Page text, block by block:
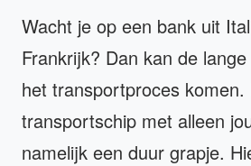
Wacht je op een bank uit
Frankrijk? Dan kan de
het transportproces komen.
transportschip met alleen
namelijk een duur grapje.